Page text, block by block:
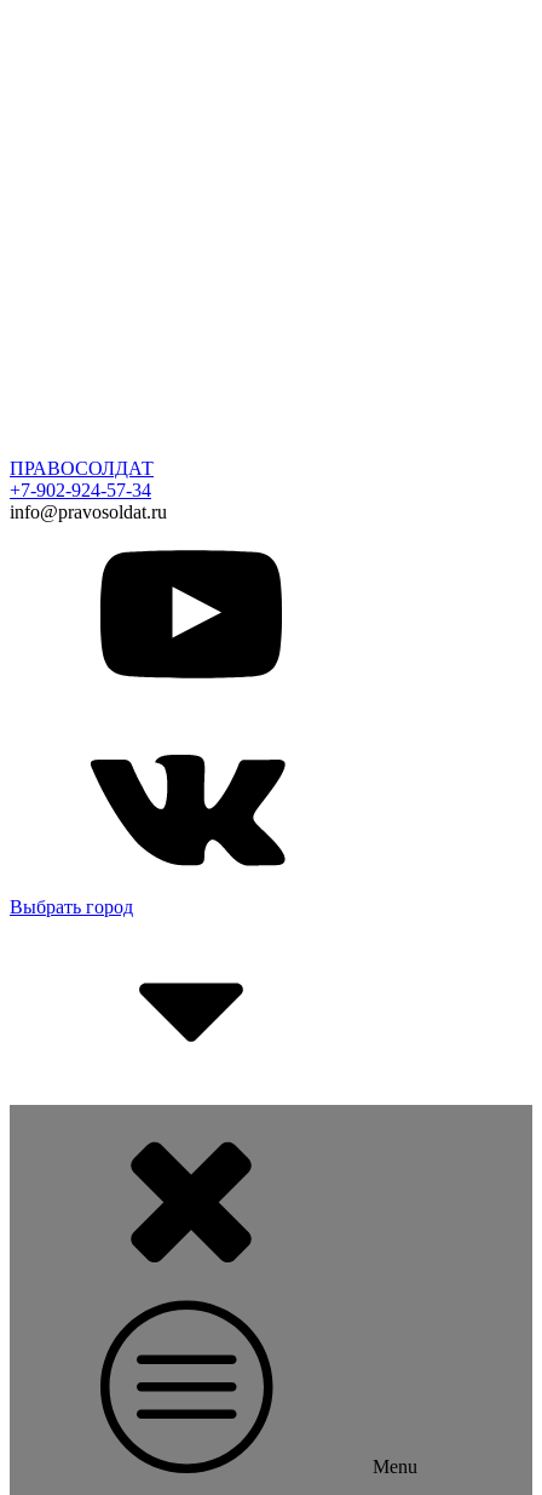
ПРАВОСОЛДАТ
+7-902-924-57-34
info@pravosoldat.ru
Выбрать город
Menu